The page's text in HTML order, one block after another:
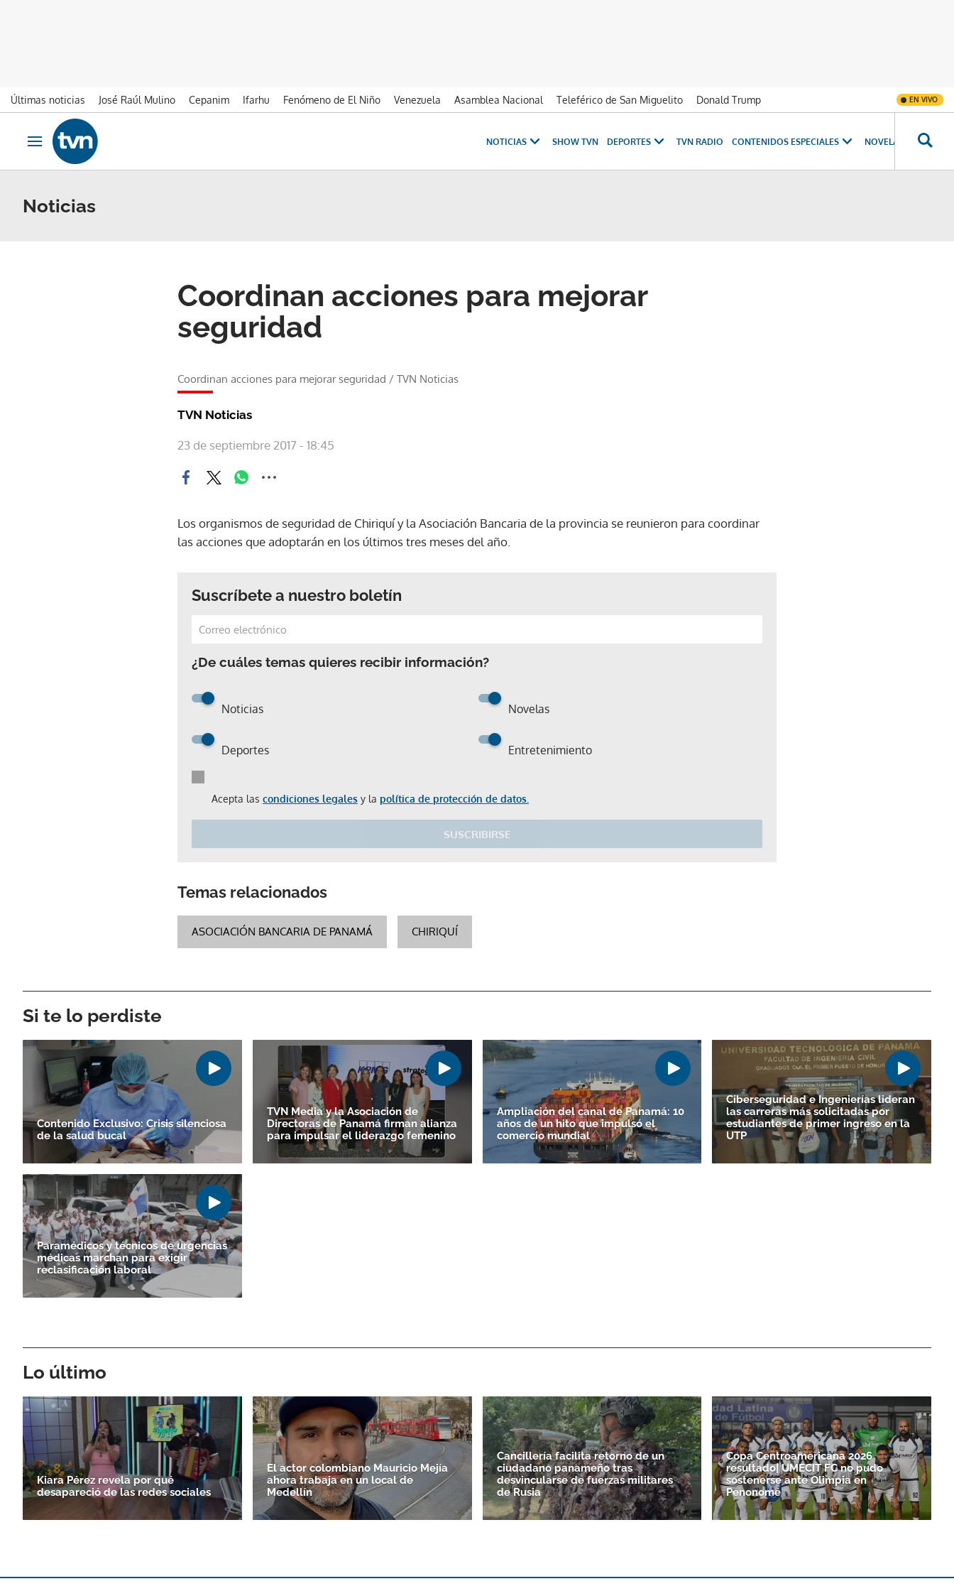
Últimas noticias José Raúl Mulino Cepanim Ifarhu Fenómeno de El Niño Venezuela Asamblea Nacional Teleférico de San Miguelito Donald Trump EN VIVO
Ir al contenido
Obrir navegació
NOTICIAS SHOW TVN DEPORTES TVN RADIO CONTENIDOS ESPECIALES NOVELAS
Noticias
Coordinan acciones para mejorar
seguridad
Coordinan acciones para mejorar seguridad / TVN Noticias
TVN Noticias
23 de septiembre 2017 - 18:45
Los organismos de seguridad de Chiriquí y la Asociación Bancaria de la provincia se reunieron para coordinar
las acciones que adoptarán en los últimos tres meses del año.
Suscríbete a nuestro boletín
¿De cuáles temas quieres recibir información?
Noticias Novelas
Deportes Entretenimiento
Acepta las condiciones legales y la política de protección de datos.
SUSCRIBIRSE
Temas relacionados
ASOCIACIÓN BANCARIA DE PANAMÁ CHIRIQUÍ
Si te lo perdiste
Contenido Exclusivo: Crisis silenciosa
de la salud bucal
TVN Media y la Asociación de
Directoras de Panamá firman alianza
para impulsar el liderazgo femenino
Ampliación del canal de Panamá: 10
años de un hito que impulsó el
comercio mundial
Ciberseguridad e Ingenierías lideran
las carreras más solicitadas por
estudiantes de primer ingreso en la
UTP
Paramédicos y técnicos de urgencias
médicas marchan para exigir
reclasificación laboral
Lo último
Kiara Pérez revela por qué
desapareció de las redes sociales
El actor colombiano Mauricio Mejía
ahora trabaja en un local de
Medellín
Cancillería facilita retorno de un
ciudadano panameño tras
desvincularse de fuerzas militares
de Rusia
Copa Centroamericana 2026
resultado| UMECIT FC no pudo
sostenerse ante Olimpia en
Penonomé